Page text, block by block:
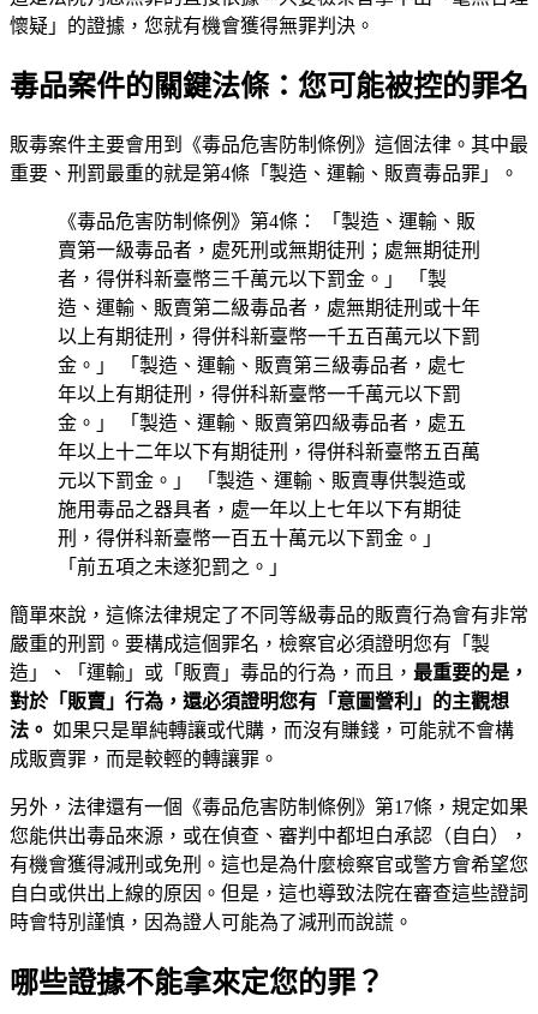
懷疑」的證據，您就有機會獲得無罪判決。
毒品案件的關鍵法條：您可能被控的罪名
販毒案件主要會用到《毒品危害防制條例》這個法律。其中最
重要、刑罰最重的就是第4條「製造、運輸、販賣毒品罪」。
《毒品危害防制條例》第4條： 「製造、運輸、販
賣第一級毒品者，處死刑或無期徒刑；處無期徒刑
者，得併科新臺幣三千萬元以下罰金。」 「製
造、運輸、販賣第二級毒品者，處無期徒刑或十年
以上有期徒刑，得併科新臺幣一千五百萬元以下罰
金。」 「製造、運輸、販賣第三級毒品者，處七
年以上有期徒刑，得併科新臺幣一千萬元以下罰
金。」 「製造、運輸、販賣第四級毒品者，處五
年以上十二年以下有期徒刑，得併科新臺幣五百萬
元以下罰金。」 「製造、運輸、販賣專供製造或
施用毒品之器具者，處一年以上七年以下有期徒
刑，得併科新臺幣一百五十萬元以下罰金。」
「前五項之未遂犯罰之。」
簡單來說，這條法律規定了不同等級毒品的販賣行為會有非常
嚴重的刑罰。要構成這個罪名，檢察官必須證明您有「製
造」、「運輸」或「販賣」毒品的行為，而且， 最重要的是，
對於「販賣」行為，還必須證明您有「意圖營利」的主觀想
法。 如果只是單純轉讓或代購，而沒有賺錢，可能就不會構
成販賣罪，而是較輕的轉讓罪。
另外，法律還有一個《毒品危害防制條例》第17條，規定如果
您能供出毒品來源，或在偵查、審判中都坦白承認（自白），
有機會獲得減刑或免刑。這也是為什麼檢察官或警方會希望您
自白或供出上線的原因。但是，這也導致法院在審查這些證詞
時會特別謹慎，因為證人可能為了減刑而說謊。
哪些證據不能拿來定您的罪？